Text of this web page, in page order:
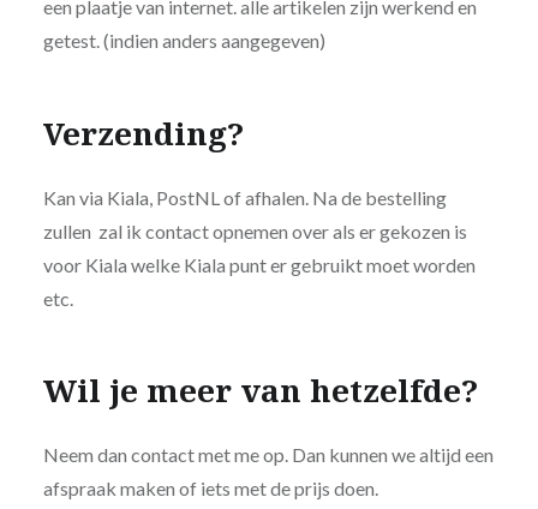
een plaatje van internet. alle artikelen zijn werkend en
getest. (indien anders aangegeven)
Verzending?
Kan via Kiala, PostNL of afhalen. Na de bestelling
zullen zal ik contact opnemen over als er gekozen is
voor Kiala welke Kiala punt er gebruikt moet worden
etc.
Wil je meer van hetzelfde?
Neem dan contact met me op. Dan kunnen we altijd een
afspraak maken of iets met de prijs doen.